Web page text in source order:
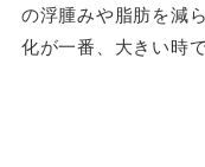
の浮腫みや脂肪を減
化が一番、大きい時で